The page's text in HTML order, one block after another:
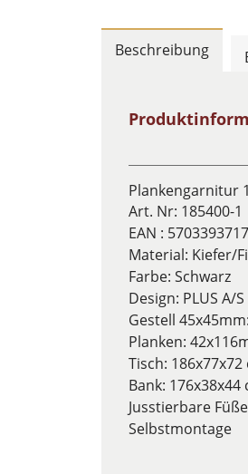
Beschreibung
Plankengarnitur
Art. Nr: 185400-1
EAN :
Material: Kiefer/
Farbe: Schwarz
Design: PLUS A/S
Gestell
Planken:
Tisch: 186x77x72
Bank: 176x38x44
Jusstierbare Füße
Selbstmontage